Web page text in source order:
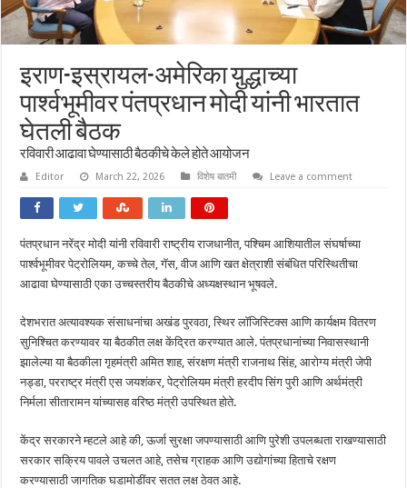
इराण-इस्रायल-अमेरिका य़ुद्धाच्या
पार्श्वभूमीवर पंतप्रधान मोदी यांनी भारतात
घेतली बैठक
रविवारी आढावा घेण्यासाठी बैठकीचे केले होते आयोजन
Editor March 22, 2026 विशेष बातमी Leave a comment
पंतप्रधान नरेंद्र मोदी यांनी रविवारी राष्ट्रीय राजधानीत, पश्चिम आशियातील संघर्षाच्या
पार्श्वभूमीवर पेट्रोलियम, कच्चे तेल, गॅस, वीज आणि खत क्षेत्राशी संबंधित परिस्थितीचा
आढावा घेण्यासाठी एका उच्चस्तरीय बैठकीचे अध्यक्षस्थान भूषवले.
देशभरात अत्यावश्यक संसाधनांचा अखंड पुरवठा, स्थिर लॉजिस्टिक्स आणि कार्यक्षम वितरण
सुनिश्चित करण्यावर या बैठकीत लक्ष केंद्रित करण्यात आले. पंतप्रधानांच्या निवासस्थानी
झालेल्या या बैठकीला गृहमंत्री अमित शाह, संरक्षण मंत्री राजनाथ सिंह, आरोग्य मंत्री जेपी
नड्डा, परराष्ट्र मंत्री एस जयशंकर, पेट्रोलियम मंत्री हरदीप सिंग पुरी आणि अर्थमंत्री
निर्मला सीतारामन यांच्यासह वरिष्ठ मंत्री उपस्थित होते.
केंद्र सरकारने म्हटले आहे की, ऊर्जा सुरक्षा जपण्यासाठी आणि पुरेशी उपलब्धता राखण्यासाठी
सरकार सक्रिय पावले उचलत आहे, तसेच ग्राहक आणि उद्योगांच्या हिताचे रक्षण
करण्यासाठी जागतिक घडामोडींवर सतत लक्ष ठेवत आहे.